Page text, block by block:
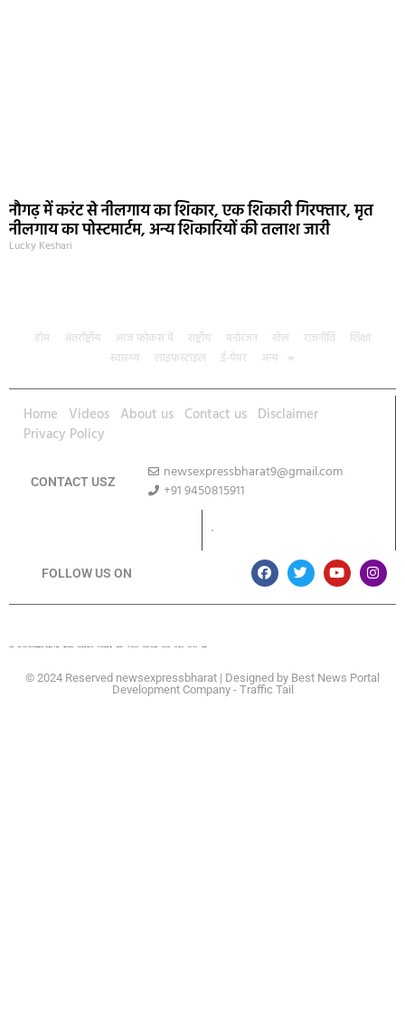
नौगढ़ में करंट से नीलगाय का शिकार, एक शिकारी गिरफ्तार, मृत
नीलगाय का पोस्टमार्टम, अन्य शिकारियों की तलाश जारी
Lucky Keshari
होम अंतर्राष्ट्रीय आज फोकस में राष्ट्रीय मनोरंजन खेल राजनीति
शिक्षा
स्वास्थ्य
लाइफस्टाइल ई-पेपर अन्य
Home Videos About us Contact us Disclaimer
Privacy Policy
CONTACT USZ
newsexpressbharat9@gmail.com
+91 9450815911
FOLLOW US ON
© 2024 Reserved newsexpressbharat | Designed by Best News Portal
Development Company- Traffic Tail